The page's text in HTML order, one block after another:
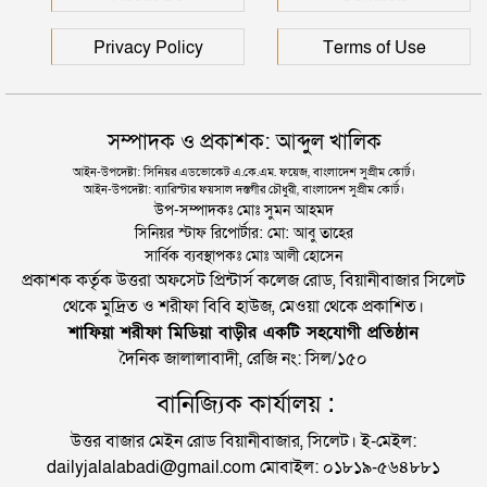
Privacy Policy Terms of Use
সম্পাদক ও প্রকাশক: আব্দুল খালিক
আইন-উপদেষ্টা: সিনিয়র এডভোকেট এ.কে.এম. ফয়েজ, বাংলাদেশ সুপ্রীম কোর্ট।
আইন-উপদেষ্টা: ব্যারিস্টার ফয়সাল দস্তগীর চৌধুরী, বাংলাদেশ সুপ্রীম কোর্ট।
উপ-সম্পাদকঃ মোঃ সুমন আহমদ
সিনিয়র স্টাফ রিপোর্টার: মো: আবু তাহের
সার্বিক ব্যবস্থাপকঃ মোঃ আলী হোসেন
প্রকাশক কর্তৃক উত্তরা অফসেট প্রিন্টার্স কলেজ রোড, বিয়ানীবাজার সিলেট
থেকে মুদ্রিত ও শরীফা বিবি হাউজ, মেওয়া থেকে প্রকাশিত।
শাফিয়া শরীফা মিডিয়া বাড়ীর একটি সহযোগী প্রতিষ্ঠান
দৈনিক জালালাবাদী, রেজি নং: সিল/১৫০
বানিজ্যিক কার্যালয় :
উত্তর বাজার মেইন রোড বিয়ানীবাজার, সিলেট। ই-মেইল:
dailyjalalabadi@gmail.com মোবাইল: ০১৮১৯-৫৬৪৮৮১